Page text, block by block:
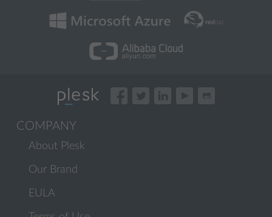
COMPANY
About Plesk
Our Brand
EULA